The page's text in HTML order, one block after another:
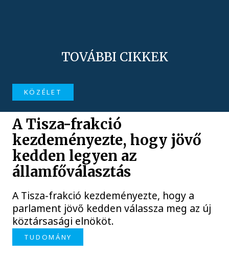
TOVÁBBI CIKKEK
KÖZÉLET
A Tisza-frakció
kezdeményezte, hogy jövő
kedden legyen az
államfőválasztás
A Tisza-frakció kezdeményezte, hogy a
parlament jövő kedden válassza meg az új
köztársasági elnököt.
TUDOMÁNY